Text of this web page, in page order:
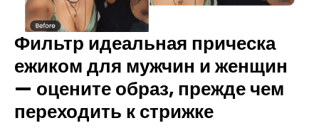
Фильтр идеальная прическа
ежиком для мужчин и женщин
— оцените образ, прежде чем
переходить к стрижке